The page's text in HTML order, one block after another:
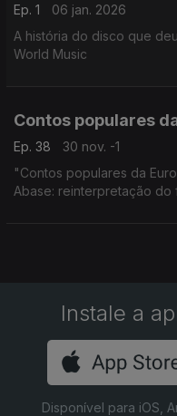
Ep. 1
06 jan. 2026
A história do disco que
World Music
Contos populares
Ep. 38
30 nov. -1
"Contos populares da
Abase: reinterpretação
Instale a
Disponível para iOS,